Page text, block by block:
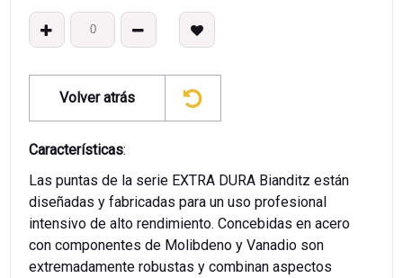
Volver atrás
Características:
Las puntas de la serie EXTRA DURA Bianditz están
diseñadas y fabricadas para un uso profesional
intensivo de alto rendimiento. Concebidas en acero
con componentes de Molibdeno y Vanadio son
extremadamente robustas y combinan aspectos